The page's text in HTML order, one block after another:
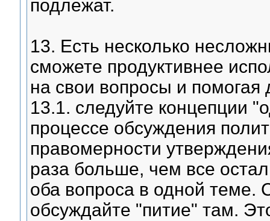
подлежат.
13. Есть несколько
сможете продуктивнее
на свои вопросы и помогая
13.1. следуйте концепции
процессе обсуждения
правомерности
раза больше, чем все
оба вопроса в одной теме.
обсуждайте "питие" там.